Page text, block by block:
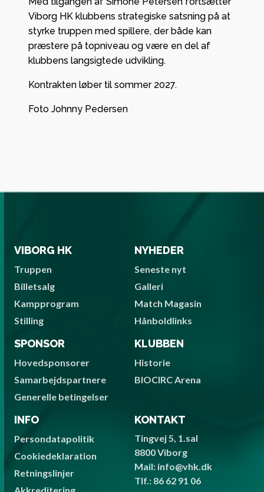
Viborg HK klubbens strategiske satsning på at
styrke truppen med spillere, der både kan
præstere på topniveau og være en del af
klubbens langsigtede udvikling.
Kontrakten løber til sommer 2027.
Foto Johnny Pedersen
VIBORG HK
Truppen
Billetsalg
Kampprogram
Stilling
NYHEDER
Seneste nyt
Galleri
Match Magasin
Hånboldlinks
SPONSOR
Hovedsponsorer
Samarbejdspartnere
Generelle betingelser
KLUBBEN
Historie
BIOCIRC Arena
INFO
Persondatapolitik
Cookiedeklaration
Retningslinjer
KONTAKT
Tingvej 5, 1.sal
8800 Viborg
Mail: info@vhk.dk
Tlf.: 86 62 91 06